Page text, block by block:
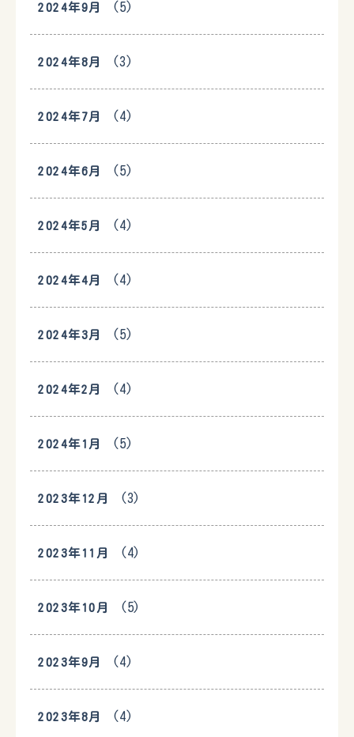
2024年9月 (5)
2024年8月 (3)
2024年7月 (4)
2024年6月 (5)
2024年5月 (4)
2024年4月 (4)
2024年3月 (5)
2024年2月 (4)
2024年1月 (5)
2023年12月 (3)
2023年11月 (4)
2023年10月 (5)
2023年9月 (4)
2023年8月 (4)